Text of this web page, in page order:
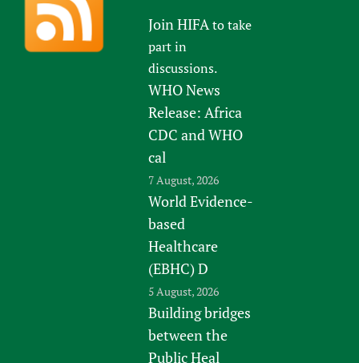
Join HIFAto take
part in
discussions.
WHO News
Release: Africa
CDC and WHO
cal
7 August, 2026
World Evidence-
based
Healthcare
(EBHC) D
5 August, 2026
Building bridges
between the
Public Heal